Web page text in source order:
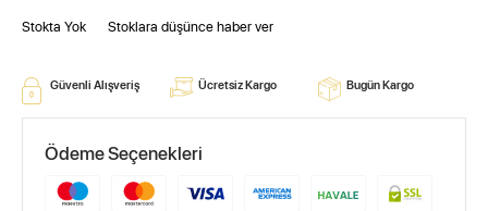
Stokta Yok Stoklara düşünce haber ver
Güvenli Alışveriş Ücretsiz Kargo Bugün Kargo
Ödeme Seçenekleri